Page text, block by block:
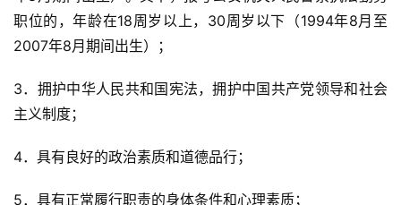
职位的，年龄在18周岁以上，30周岁以下（1994年8月至
2007年8月期间出生）；
3．拥护中华人民共和国宪法，拥护中国共产党领导和社会
主义制度；
4．具有良好的政治素质和道德品行；
5．具有正常履行职责的身体条件和心理素质；